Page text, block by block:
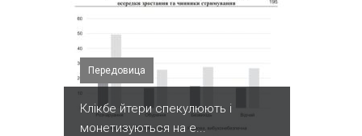
Передовица
Клікбе йтери спекулюють і
монетизуються на е...